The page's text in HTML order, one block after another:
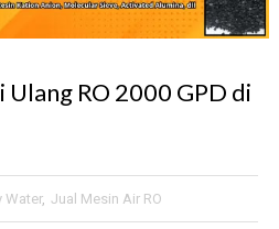
Ulang RO 2000 GPD di
Water, Jual Mesin Air RO